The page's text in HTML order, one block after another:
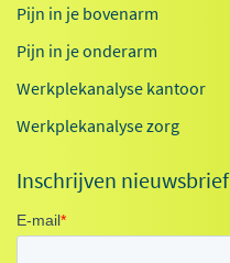
Pijn in je bovenarm
Pijn in je onderarm
Werkplekanalyse kantoor
Werkplekanalyse zorg
Inschrijven nieuwsbrief